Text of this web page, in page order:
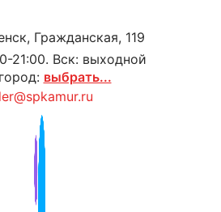
Гражданская, 119
21:00. Вск: выходной
выбрать...